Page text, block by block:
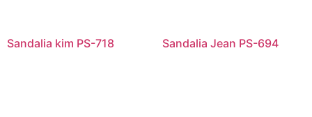
Sandalia kim PS-718 Sandalia Jean PS-694